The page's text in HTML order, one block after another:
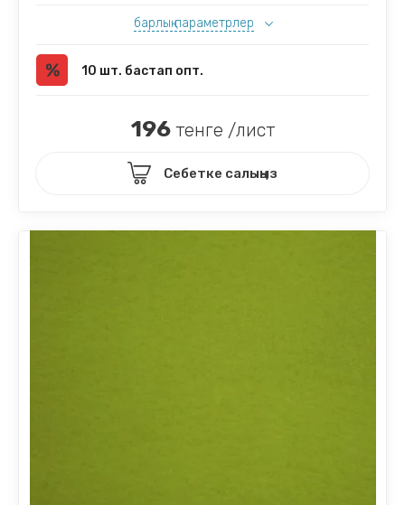
барлық параметрлер
10 шт. бастап опт.
196тенге /лист
Себетке салыңыз